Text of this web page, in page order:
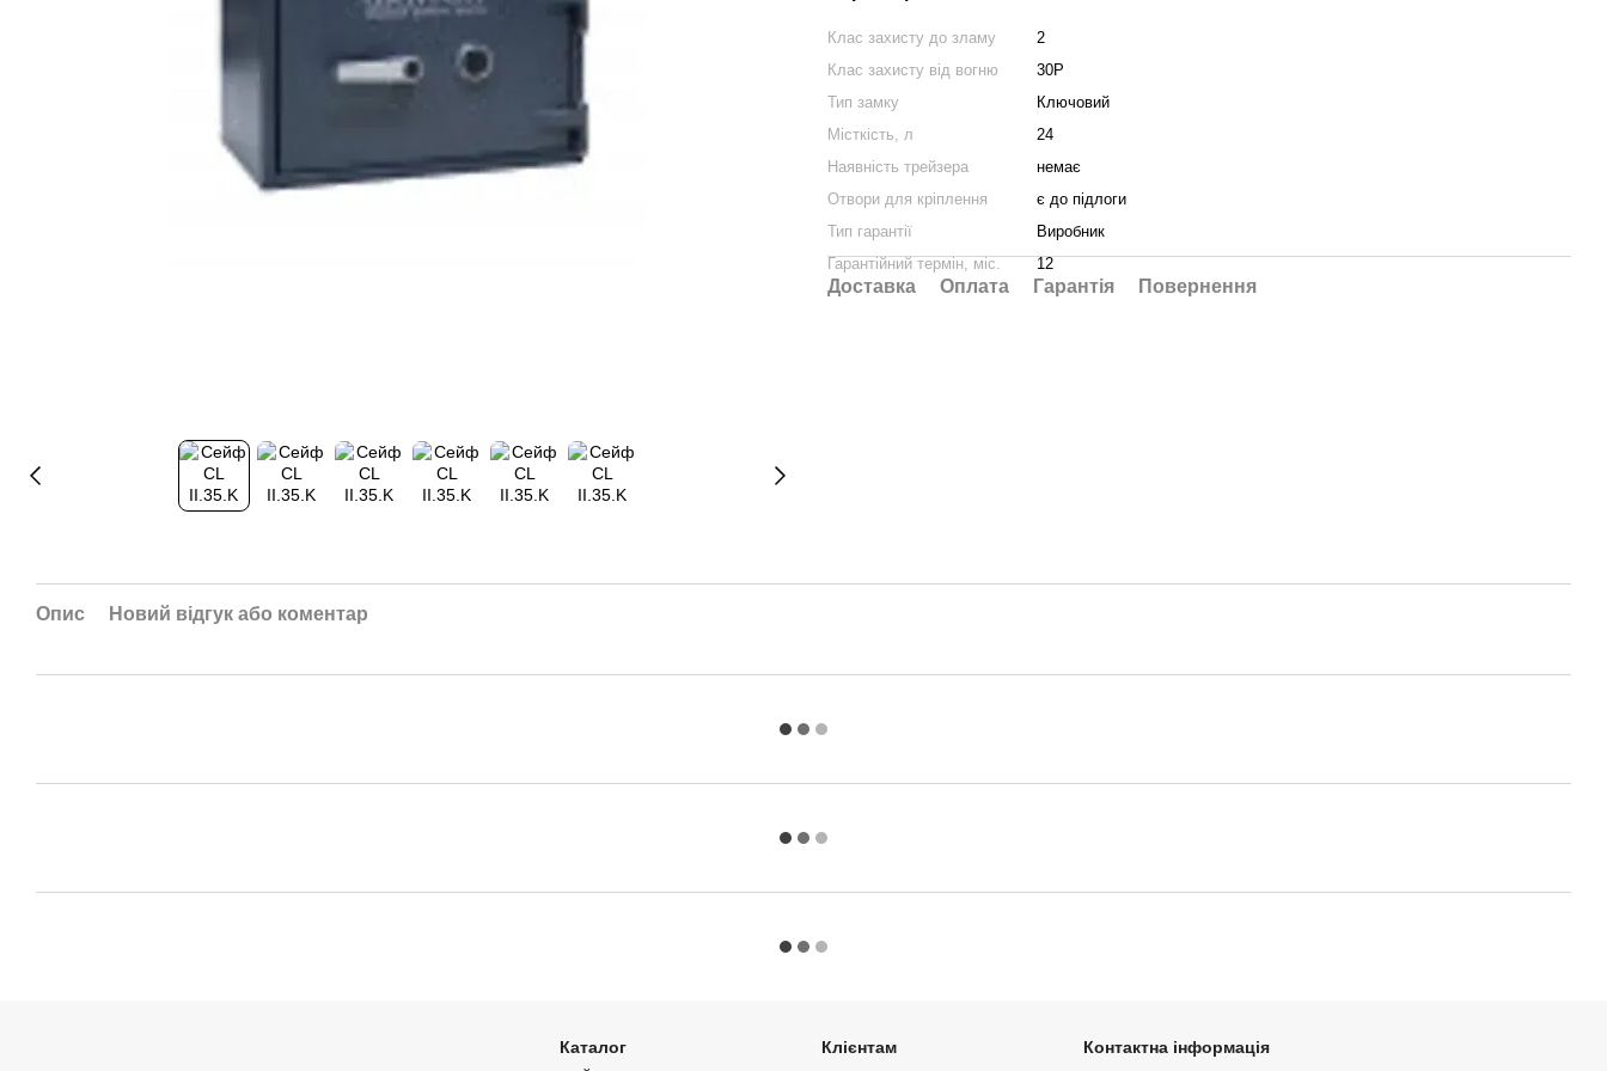
Клас захисту до зламу
2
Клас захисту від вогню
30P
Тип замку
Ключовий
Місткість, л
24
Наявність трейзера
немає
Отвори для кріплення
є до підлоги
Тип гарантії
Виробник
Гарантійний термін, міс.
12
Доставка Оплата Гарантія Повернення
Опис Новий відгук або коментар
Каталог Клієнтам Контактна інформація